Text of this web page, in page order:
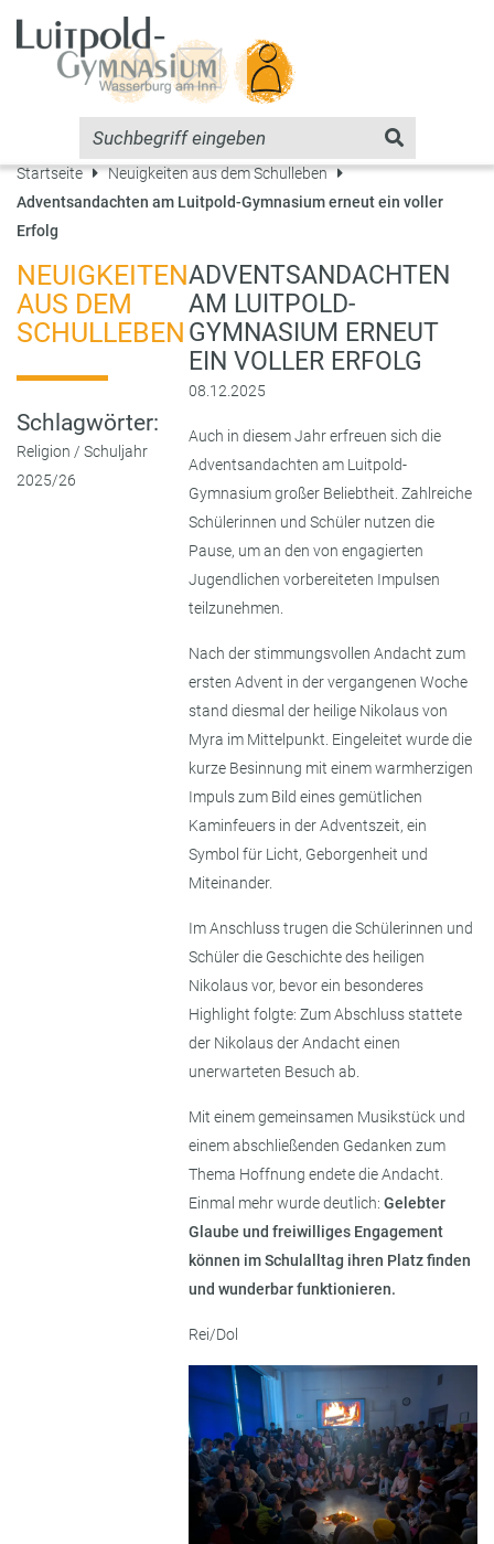
Startseite
Neuigkeiten aus dem Schulleben
Adventsandachten am Luitpold-Gymnasium erneut ein voller
Erfolg
NEUIGKEITEN
AUS DEM
SCHULLEBEN
Schlagwörter:
Religion / Schuljahr
2025/26
ADVENTSANDACHTEN
AM LUITPOLD-
GYMNASIUM ERNEUT
EIN VOLLER ERFOLG
08.12.2025
Auch in diesem Jahr erfreuen sich die
Adventsandachten am Luitpold-
Gymnasium großer Beliebtheit. Zahlreiche
Schülerinnen und Schüler nutzen die
Pause, um an den von engagierten
Jugendlichen vorbereiteten Impulsen
teilzunehmen.
Nach der stimmungsvollen Andacht zum
ersten Advent in der vergangenen Woche
stand diesmal der heilige Nikolaus von
Myra im Mittelpunkt. Eingeleitet wurde die
kurze Besinnung mit einem warmherzigen
Impuls zum Bild eines gemütlichen
Kaminfeuers in der Adventszeit, ein
Symbol für Licht, Geborgenheit und
Miteinander.
Im Anschluss trugen die Schülerinnen und
Schüler die Geschichte des heiligen
Nikolaus vor, bevor ein besonderes
Highlight folgte: Zum Abschluss stattete
der Nikolaus der Andacht einen
unerwarteten Besuch ab.
Mit einem gemeinsamen Musikstück und
einem abschließenden Gedanken zum
Thema Hoffnung endete die Andacht.
Einmal mehr wurde deutlich: Gelebter
Glaube und freiwilliges Engagement
können im Schulalltag ihren Platz finden
und wunderbar funktionieren.
Rei/Dol